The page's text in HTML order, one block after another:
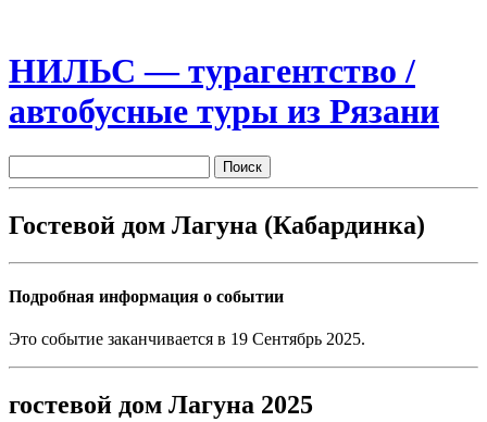
НИЛЬС — турагентство /
автобусные туры из Рязани
Гостевой дом Лагуна (Кабардинка)
Подробная информация о событии
Это событие заканчивается в 19 Сентябрь 2025.
гостевой дом Лагуна 2025